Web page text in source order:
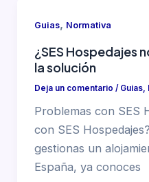
Guias, Normativa
¿SES Hospedajes
la solución
Deja un comentario / Guias,
Problemas con SES
con SES
gestionas un
España, ya conoces